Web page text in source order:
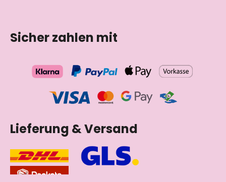
Sicher zahlen mit
Lieferung & Versand